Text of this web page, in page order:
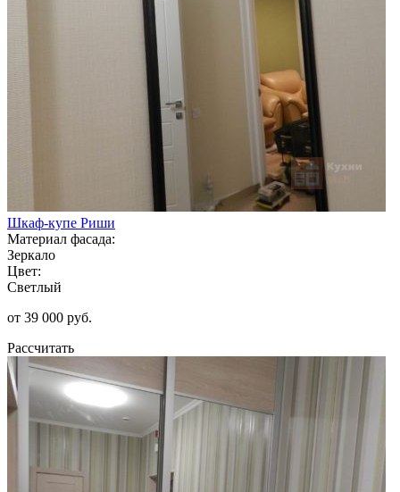
Шкаф-купе Риши
Материал фасада:
Зеркало
Цвет:
Светлый
от 39 000 руб.
Рассчитать